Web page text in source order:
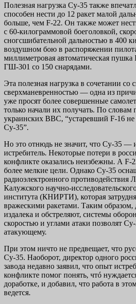
Полезная нагрузка Су-35 также
способен нести до 12 ракет малой
больше, чем F-22. Он также может
с 60-килограммовой боеголовкой,
сногсшибательной дальностью в 400
воздушном бою в распоряжении
миллиметровая автоматическая
ГШ-301 со 150 снарядами.
Эта полезная нагрузка в сочетании со
сверхманевренностью — одна из
уже просят более совершенные
только начали их получать. По словам
украинских ВВС, “устаревший F-16 не
Су-35”.
Но это отнюдь не значит, что Су-35 —
истребитель. Некоторые потери в
конфликте оказались неизбежны. А F-
более мелкие цели. Однако Су-35
радиоэлектронного
Калужского научно-
института (КНИРТИ), которая
вражескими ракетами. Таким образом,
издалека и обстреляют, системы
скоростью и углами атаки позволят
атакующему.
При этом ничто не предвещает, что
Су-35. Наоборот, директор одного
завода недавно заявил, что опыт
конфликте помог понять, чтó
доработке, и добавил, что работа в
ведется.